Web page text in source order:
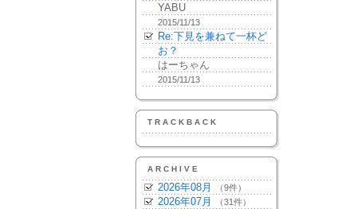
YABU
2015/11/13
Re:下見を兼ねて一杯ど
お？
はーちゃん
2015/11/13
TRACKBACK
ARCHIVE
2026年08月 （9件）
2026年07月 （31件）